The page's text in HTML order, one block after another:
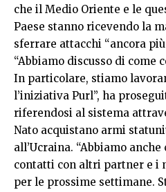
che il Medio Oriente e le
Paese stanno ricevendo la
sferrare attacchi “ancora
“Abbiamo discusso di come
In particolare, stiamo
l’iniziativa Purl”, ha
riferendosi al sistema
Nato acquistano armi
all’Ucraina. “Abbiamo
contatti con altri partner e i
per le prossime settimane.